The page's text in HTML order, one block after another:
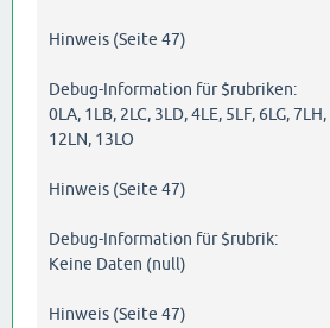
Hinweis (Seite 47)
Debug-Information für $rubriken:
0LA, 1LB, 2LC, 3LD, 4LE, 5LF, 6LG,
12LN, 13LO
Hinweis (Seite 47)
Debug-Information für $rubrik:
Keine Daten (null)
Hinweis (Seite 47)